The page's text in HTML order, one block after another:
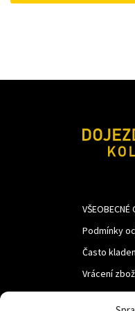
VŠEOBECNÉ
Podmínky
Často
Vrácení